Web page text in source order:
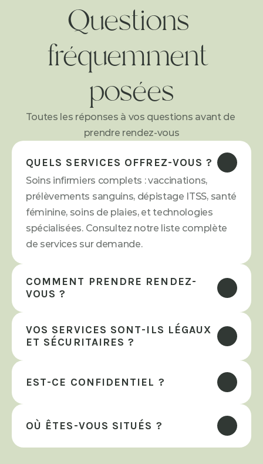
Questions
fréquemment
posées
Toutes les réponses à vos questions avant de
prendre rendez-vous
QUELS SERVICES OFFREZ-VOUS ?
Soins infirmiers complets : vaccinations,
prélèvements sanguins, dépistage ITSS, santé
féminine, soins de plaies, et technologies
spécialisées. Consultez notre liste complète
de services sur demande.
COMMENT PRENDRE RENDEZ-
VOUS ?
VOS SERVICES SONT-ILS LÉGAUX
ET SÉCURITAIRES ?
EST-CE CONFIDENTIEL ?
OÙ ÊTES-VOUS SITUÉS ?